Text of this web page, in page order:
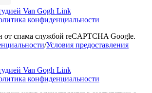
Van Gogh Link
конфиденциальности
от спама службой reCAPTCHA Google.
/Условия предоставления
Van Gogh Link
конфиденциальности